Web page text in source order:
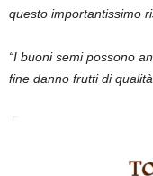
questo importantissimo
“I buoni semi possono
fine danno frutti di